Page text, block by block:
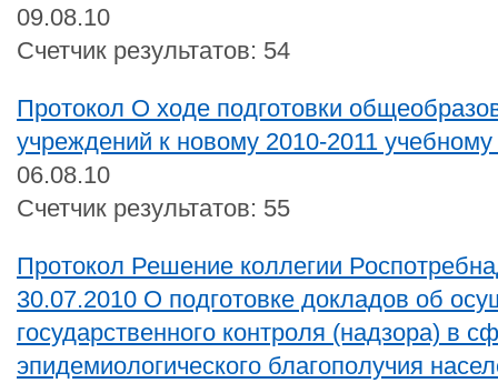
09.08.10
Счетчик результатов: 54
Протокол О ходе подготовки
учреждений к новому 2010-2011 учебному
06.08.10
Счетчик результатов: 55
Протокол Решение коллегии
30.07.2010 О подготовке докладов об
государственного контроля (надзора) в
эпидемиологического благополучия